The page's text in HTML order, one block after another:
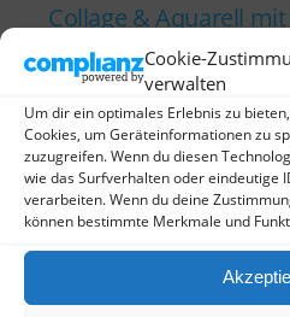
Cookie-
verwalten
Um dir ein optimales Erlebnis zu
Cookies, um Geräteinformationen zu
zuzugreifen. Wenn du diesen
wie das Surfverhalten oder eindeutige
verarbeiten. Wenn du deine
können bestimmte Merkmale und
Collage & Aquarell
Cevales
KEINE ANTWORT
4. MÄRZ 2020
Haiku-Lesung